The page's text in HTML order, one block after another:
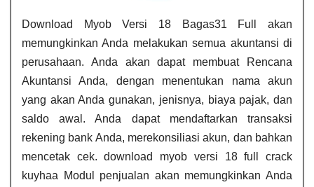
Download Myob Versi 18 Bagas31 Full akan
memungkinkan Anda melakukan semua akuntansi di
perusahaan. Anda akan dapat membuat Rencana
Akuntansi Anda, dengan menentukan nama akun
yang akan Anda gunakan, jenisnya, biaya pajak, dan
saldo awal. Anda dapat mendaftarkan transaksi
rekening bank Anda, merekonsiliasi akun, dan bahkan
mencetak cek. download myob versi 18 full crack
kuyhaa​ Modul penjualan akan memungkinkan Anda